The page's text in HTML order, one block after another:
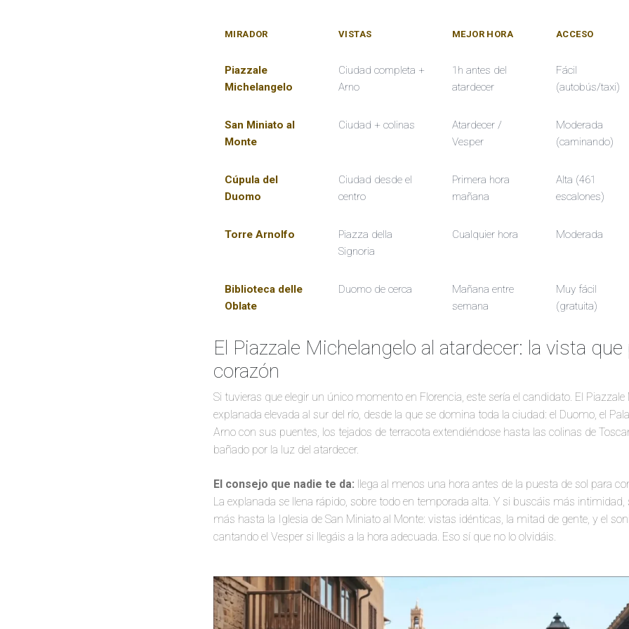
MIRADOR VISTAS MEJOR HORA ACCESO
Piazzale
Michelangelo
Ciudad completa +
Arno
1h antes del
atardecer
Fácil
(autobús/taxi)
San Miniato al
Monte
Ciudad + colinas
Atardecer /
Vesper
Moderada
(caminando)
Cúpula del
Duomo
Ciudad desde el
centro
Primera hora
mañana
Alta (461
escalones)
Torre Arnolfo
Piazza della
Signoria
Cualquier hora Moderada
Biblioteca delle
Oblate
Duomo de cerca
Mañana entre
semana
Muy fácil
(gratuita)
El Piazzale Michelangelo al atardecer: la vista que
corazón
Si tuvieras que elegir un único momento en Florencia, este sería el candidato. El Piazzale
explanada elevada al sur del río, desde la que se domina toda la ciudad: el Duomo, el
Arno con sus puentes, los tejados de terracota extendiéndose hasta las colinas de
bañado por la luz del atardecer.
El consejo que nadie te da: llega al menos una hora antes de la puesta de sol para
La explanada se llena rápido, sobre todo en temporada alta. Y si buscáis más
más hasta la Iglesia de San Miniato al Monte: vistas idénticas, la mitad de gente, y el
cantando el Vesper si llegáis a la hora adecuada. Eso sí que no lo olvidáis.